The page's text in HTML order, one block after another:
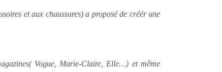
et aux chaussures) a proposé de créér une
Vogue, Marie-Claire, Elle…) et même